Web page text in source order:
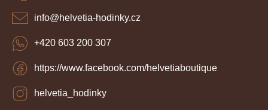
info@helvetia-hodinky.cz
https://www.facebook.com/helvetiaboutique
helvetia_hodinky
+420 603 200 307